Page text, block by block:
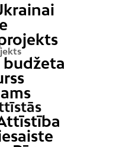
budžeta